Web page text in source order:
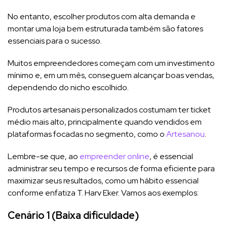
No entanto, escolher produtos com alta demanda e
montar uma loja bem estruturada também são fatores
essenciais para o sucesso.
Muitos empreendedores começam com um investimento
mínimo e, em um mês, conseguem alcançar boas vendas,
dependendo do nicho escolhido.
Produtos artesanais personalizados costumam ter ticket
médio mais alto, principalmente quando vendidos em
plataformas focadas no segmento, como oArtesanou.
Lembre-se que, ao empreender online, é essencial
administrar seu tempo e recursos de forma eficiente para
maximizar seus resultados, como um hábito essencial​
conforme enfatiza T. Harv Eker. Vamos aos exemplos:
Cenário 1 (Baixa dificuldade)